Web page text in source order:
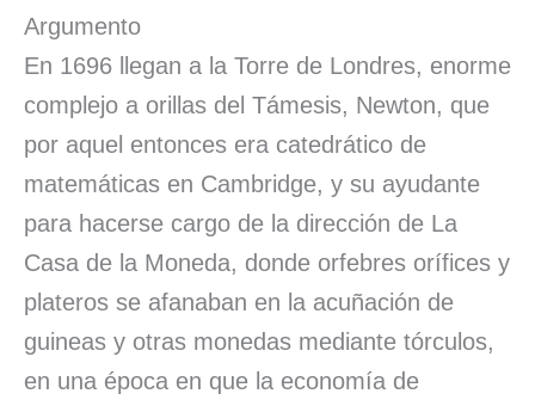
Argumento
En 1696 llegan a la Torre de Londres, enorme
complejo a orillas del Támesis, Newton, que
por aquel entonces era catedrático de
matemáticas en Cambridge, y su ayudante
para hacerse cargo de la dirección de La
Casa de la Moneda, donde orfebres orífices y
plateros se afanaban en la acuñación de
guineas y otras monedas mediante tórculos,
en una época en que la economía de